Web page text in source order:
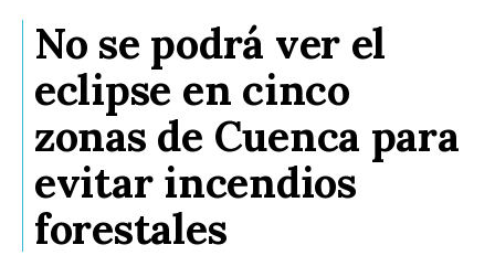
No se podrá ver el
eclipse en cinco
zonas de Cuenca para
evitar incendios
forestales